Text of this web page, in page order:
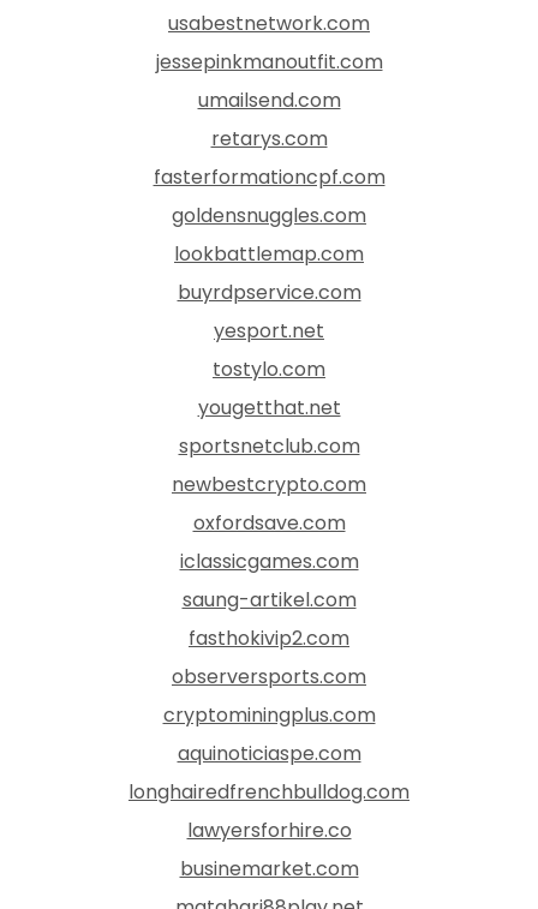
usabestnetwork.com
jessepinkmanoutfit.com
umailsend.com
retarys.com
fasterformationcpf.com
goldensnuggles.com
lookbattlemap.com
buyrdpservice.com
yesport.net
tostylo.com
yougetthat.net
sportsnetclub.com
newbestcrypto.com
oxfordsave.com
iclassicgames.com
saung-artikel.com
fasthokivip2.com
observersports.com
cryptominingplus.com
aquinoticiaspe.com
longhairedfrenchbulldog.com
lawyersforhire.co
businemarket.com